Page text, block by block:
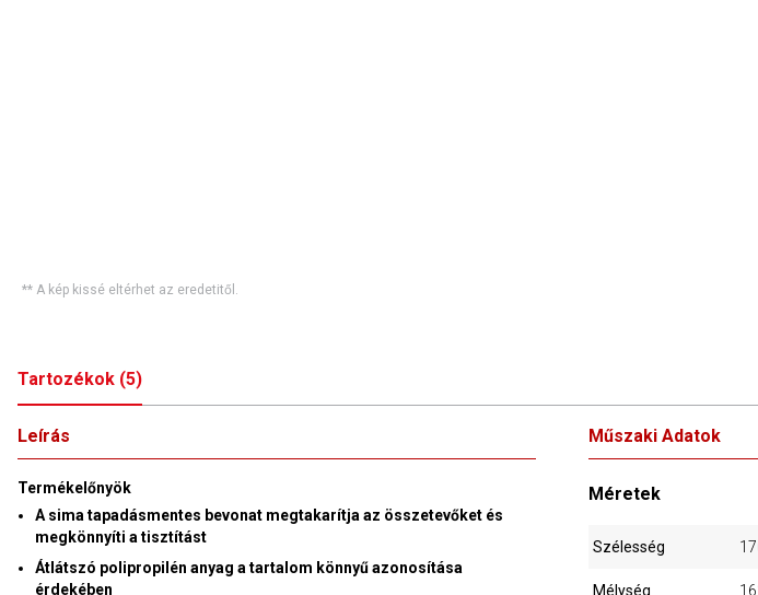
** A kép kissé eltérhet az eredetitől.
Tartozékok (5)
Leírás
Termékelőnyök
A sima tapadásmentes bevonat megtakarítja az összetevőket és
megkönnyíti a tisztítást
Átlátszó polipropilén anyag a tartalom könnyű azonosítása
érdekében
Műszaki Adatok
Méretek
Szélesség
Mélység